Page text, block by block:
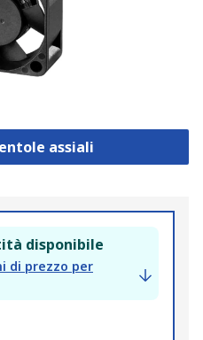
assiali
disponibile
di prezzo per